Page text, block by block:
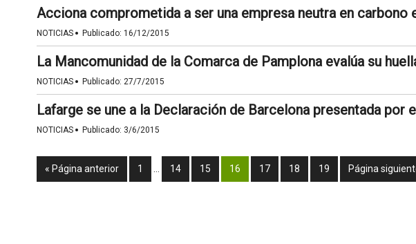
Acciona comprometida a ser una empresa neutra en carbono
NOTICIAS · Publicado: 16/12/2015
La Mancomunidad de la Comarca de Pamplona evalúa su
NOTICIAS · Publicado: 27/7/2015
Lafarge se une a la Declaración de Barcelona presentada por
NOTICIAS · Publicado: 3/6/2015
« Página anterior 1 14 15 16 17 18 19 Página